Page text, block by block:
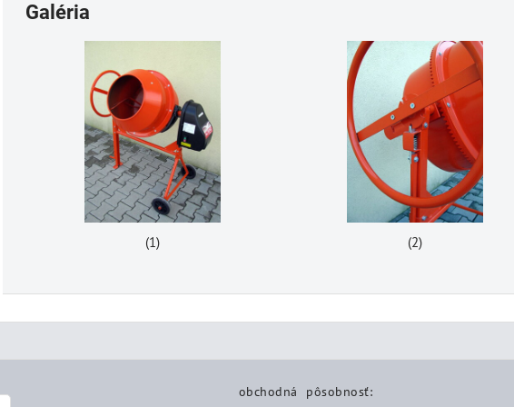
Galéria
(1) (2)
obchodná pôsobnosť: